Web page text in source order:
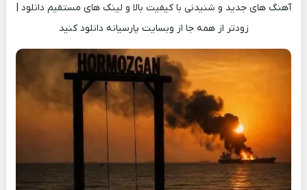
آهنگ های جدید و شنیدنی با کیفیت بالا و لینک های مستقیم دانلود |
زودتر از همه جا از وبسایت پارسیانه دانلود کنید